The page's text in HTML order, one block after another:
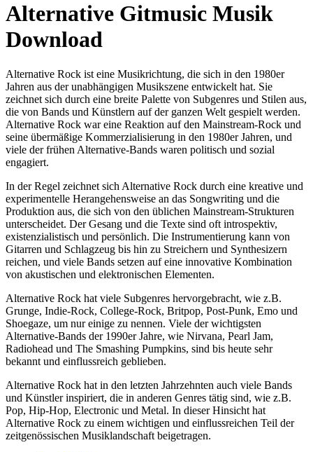
Alternative Gitmusic Musik
Download
Alternative Rock ist eine Musikrichtung, die sich in den 1980er
Jahren aus der unabhängigen Musikszene entwickelt hat. Sie
zeichnet sich durch eine breite Palette von Subgenres und Stilen aus,
die von Bands und Künstlern auf der ganzen Welt gespielt werden.
Alternative Rock war eine Reaktion auf den Mainstream-Rock und
seine übermäßige Kommerzialisierung in den 1980er Jahren, und
viele der frühen Alternative-Bands waren politisch und sozial
engagiert.
In der Regel zeichnet sich Alternative Rock durch eine kreative und
experimentelle Herangehensweise an das Songwriting und die
Produktion aus, die sich von den üblichen Mainstream-Strukturen
unterscheidet. Der Gesang und die Texte sind oft introspektiv,
existenzialistisch und persönlich. Die Instrumentierung kann von
Gitarren und Schlagzeug bis hin zu Streichern und Synthesizern
reichen, und viele Bands setzen auf eine innovative Kombination
von akustischen und elektronischen Elementen.
Alternative Rock hat viele Subgenres hervorgebracht, wie z.B.
Grunge, Indie-Rock, College-Rock, Britpop, Post-Punk, Emo und
Shoegaze, um nur einige zu nennen. Viele der wichtigsten
Alternative-Bands der 1990er Jahre, wie Nirvana, Pearl Jam,
Radiohead und The Smashing Pumpkins, sind bis heute sehr
bekannt und einflussreich geblieben.
Alternative Rock hat in den letzten Jahrzehnten auch viele Bands
und Künstler inspiriert, die in anderen Genres tätig sind, wie z.B.
Pop, Hip-Hop, Electronic und Metal. In dieser Hinsicht hat
Alternative Rock zu einem wichtigen und einflussreichen Teil der
zeitgenössischen Musiklandschaft beigetragen.